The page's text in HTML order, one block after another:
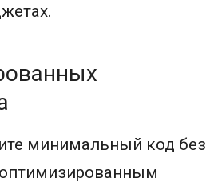
минимальный код без